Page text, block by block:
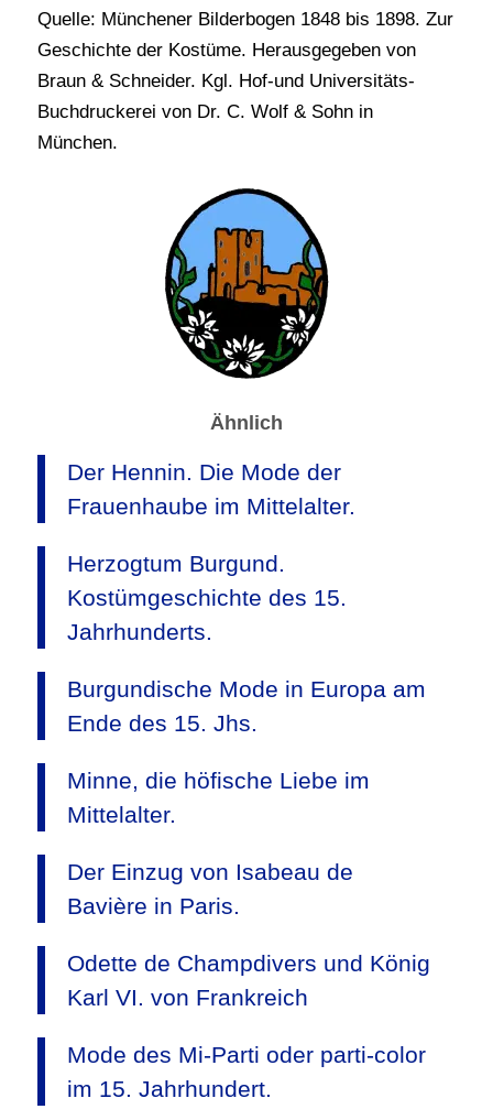
Quelle: Münchener Bilderbogen 1848 bis 1898. Zur
Geschichte der Kostüme. Herausgegeben von
Braun & Schneider. Kgl. Hof-und Universitäts-
Buchdruckerei von Dr. C. Wolf & Sohn in
München.
Ähnlich
Der Hennin. Die Mode der
Frauenhaube im Mittelalter.
Herzogtum Burgund.
Kostümgeschichte des 15.
Jahrhunderts.
Burgundische Mode in Europa am
Ende des 15. Jhs.
Minne, die höfische Liebe im
Mittelalter.
Der Einzug von Isabeau de
Bavière in Paris.
Odette de Champdivers und König
Karl VI. von Frankreich
Mode des Mi-Parti oder parti-color
im 15. Jahrhundert.